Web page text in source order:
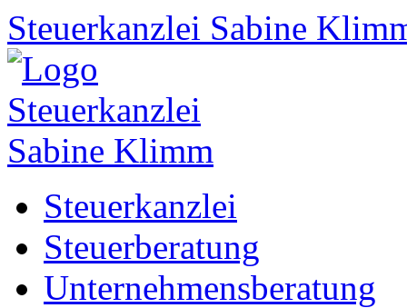
Steuerkanzlei Sabine
Steuerkanzlei
Steuerberatung
Unternehmensberatung